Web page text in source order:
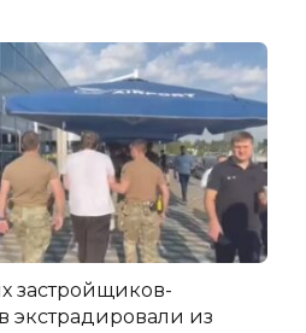
застройщиков-
экстрадировали из